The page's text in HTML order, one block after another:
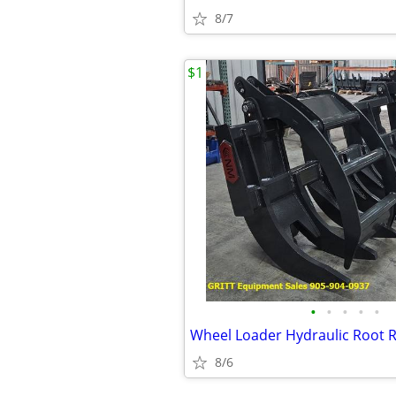
8/7
• • • • •
Wheel Loader Hydraulic Root
8/6
$1